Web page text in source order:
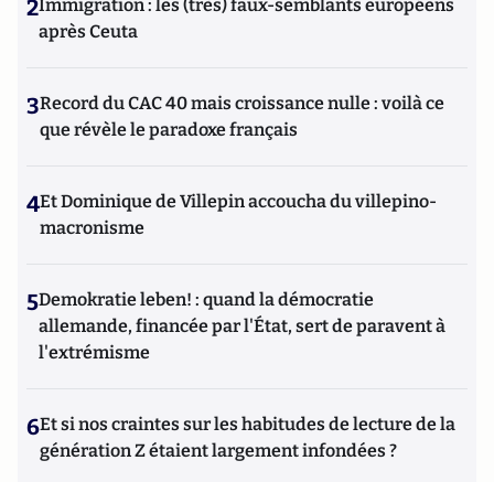
2Immigration : les (très) faux-semblants européens
après Ceuta
3Record du CAC 40 mais croissance nulle : voilà ce
que révèle le paradoxe français
4Et Dominique de Villepin accoucha du villepino-
macronisme
5Demokratie leben! : quand la démocratie
allemande, financée par l'État, sert de paravent à
l'extrémisme
6Et si nos craintes sur les habitudes de lecture de la
génération Z étaient largement infondées ?